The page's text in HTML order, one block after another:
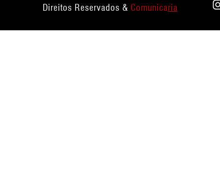
Direitos Reservados & Comunicaria